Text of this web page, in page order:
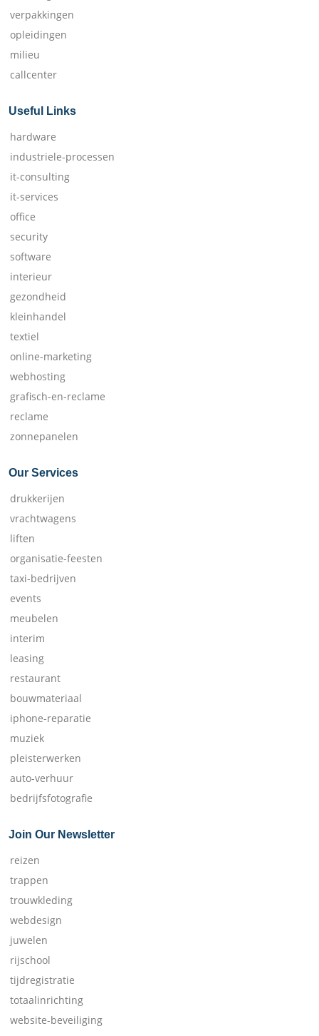
verpakkingen
opleidingen
milieu
callcenter
Useful Links
hardware
industriele-processen
it-consulting
it-services
office
security
software
interieur
gezondheid
kleinhandel
textiel
online-marketing
webhosting
grafisch-en-reclame
reclame
zonnepanelen
Our Services
drukkerijen
vrachtwagens
liften
organisatie-feesten
taxi-bedrijven
events
meubelen
interim
leasing
restaurant
bouwmateriaal
iphone-reparatie
muziek
pleisterwerken
auto-verhuur
bedrijfsfotografie
Join Our Newsletter
reizen
trappen
trouwkleding
webdesign
juwelen
rijschool
tijdregistratie
totaalinrichting
website-beveiliging